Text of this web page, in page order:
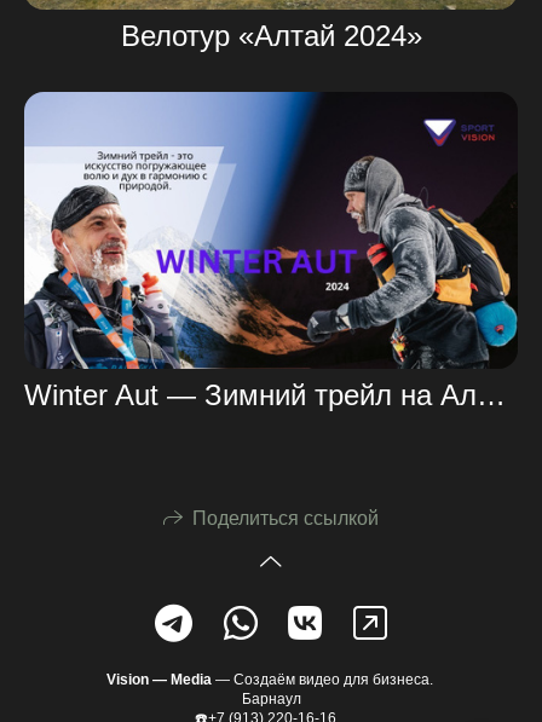
Велотур «Алтай 2024»
Winter Aut — Зимний трейл на Алтае
Поделиться ссылкой
Vision — Media — Создаём видео для бизнеса.
Барнаул
☎️+7 (913) 220-16-16